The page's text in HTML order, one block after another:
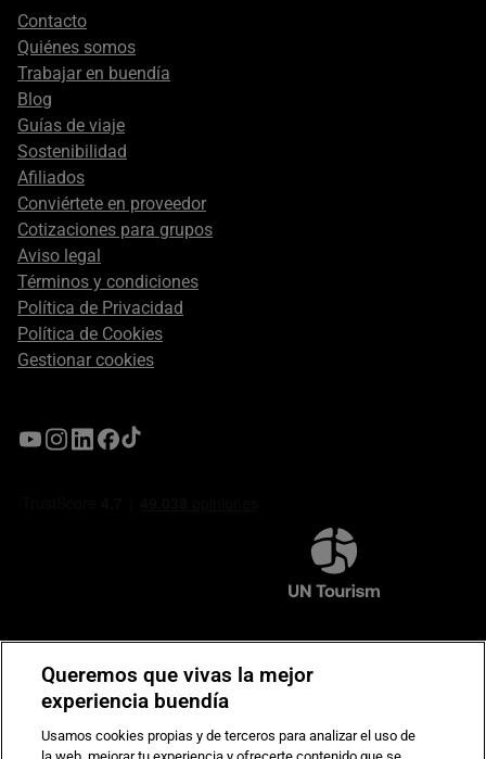
Footer
secondary
Contacto
Quiénes somos
Trabajar en buendía
Blog
Guías de viaje
Sostenibilidad
Afiliados
Conviértete en proveedor
Cotizaciones para grupos
Aviso legal
Términos y condiciones
Política de Privacidad
Política de Cookies
Gestionar cookies
Compromiso de seguridad en pagos electrónicos
Queremos que vivas la mejor
experiencia buendía
Usamos cookies propias y de terceros para analizar el uso de